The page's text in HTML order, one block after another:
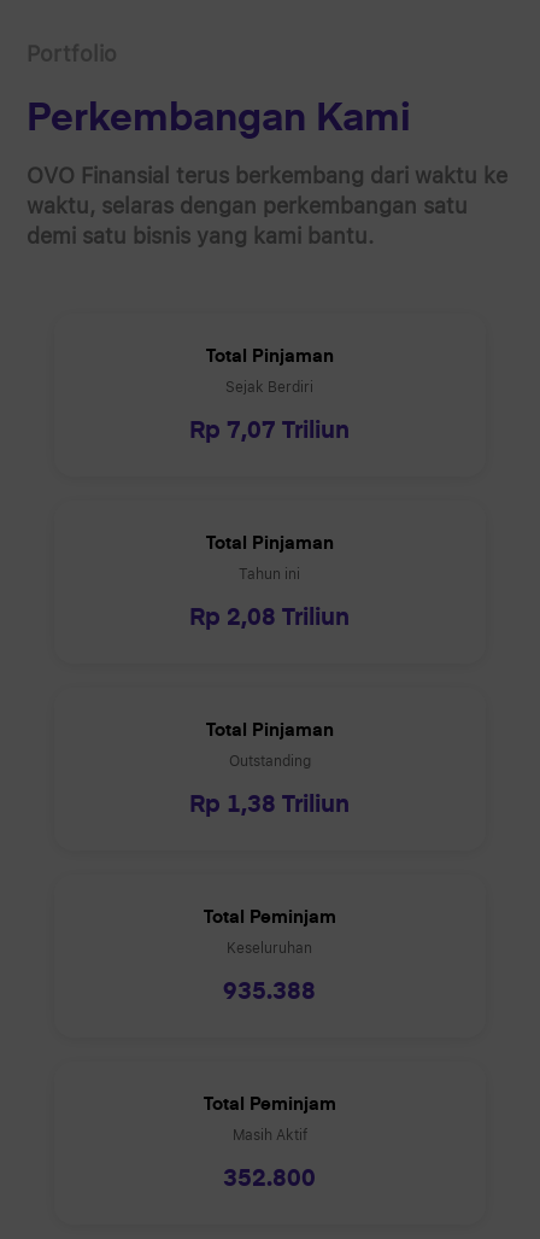
Portfolio
Perkembangan Kami
OVO Finansial terus berkembang dari waktu ke
waktu, selaras dengan perkembangan satu
demi satu bisnis yang kami bantu.
Total Pinjaman
Sejak Berdiri
Rp 7,07 Triliun
Total Pinjaman
Tahun ini
Rp 2,08 Triliun
Total Pinjaman
Outstanding
Rp 1,38 Triliun
Total Peminjam
Keseluruhan
935.388
Total Peminjam
Masih Aktif
352.800